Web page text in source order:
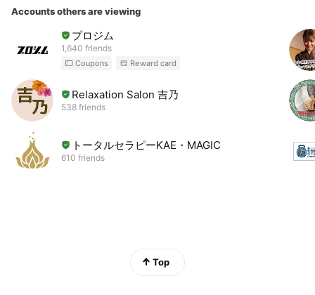
Accounts others are viewing
プロジム
1,640 friends
Coupons Reward card
Relaxation Salon 吉乃
538 friends
トータルセラピーKAE・MAGIC
610 friends
Top